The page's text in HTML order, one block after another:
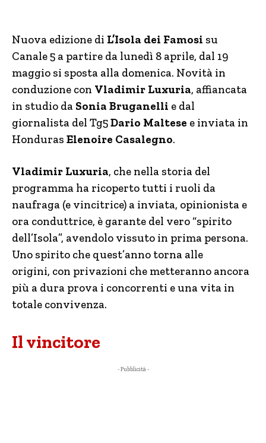
Nuova edizione di L’Isola dei Famosi su
Canale 5 a partire da lunedì 8 aprile, dal 19
maggio si sposta alla domenica. Novità in
conduzione con Vladimir Luxuria, affiancata
in studio da Sonia Bruganelli e dal
giornalista del Tg5Dario Maltese e inviata in
Honduras Elenoire Casalegno.
Vladimir Luxuria, che nella storia del
programma ha ricoperto tutti i ruoli da
naufraga (e vincitrice) a inviata, opinionista e
ora conduttrice, è garante del vero “spirito
dell’Isola”, avendolo vissuto in prima persona.
Uno spirito che quest’anno torna alle
origini, con privazioni che metteranno ancora
più a dura prova i concorrenti e una vita in
totale convivenza.
Il vincitore
- Pubblicità -